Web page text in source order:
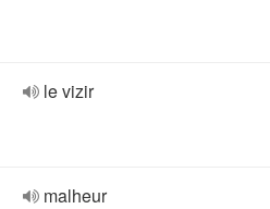
le vizir
malheur